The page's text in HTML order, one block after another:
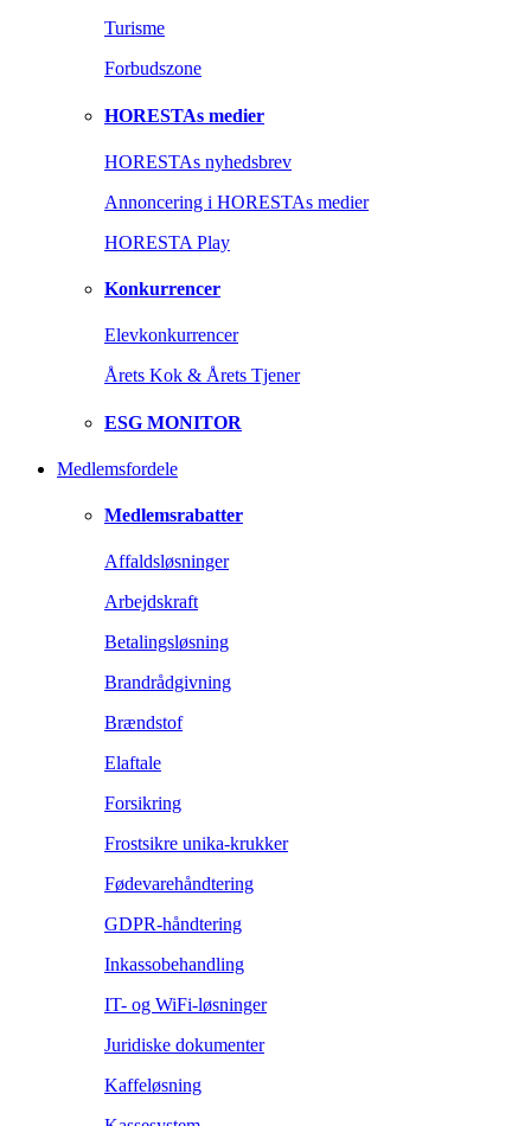
Turisme
Forbudszone
HORESTAs medier
HORESTAs nyhedsbrev
Annoncering i HORESTAs medier
HORESTA Play
Konkurrencer
Elevkonkurrencer
Årets Kok & Årets Tjener
ESG MONITOR
Medlemsfordele
Medlemsrabatter
Affaldsløsninger
Arbejdskraft
Betalingsløsning
Brandrådgivning
Brændstof
Elaftale
Forsikring
Frostsikre unika-krukker
Fødevarehåndtering
GDPR-håndtering
Inkassobehandling
IT- og WiFi-løsninger
Juridiske dokumenter
Kaffeløsning